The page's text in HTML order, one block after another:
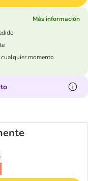
Más información
momento